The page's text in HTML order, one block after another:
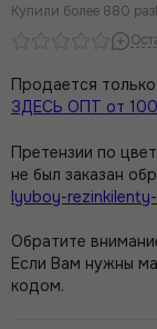
Купили более 880 раз
Продается
ЗДЕСЬ ОПТ от
Претензии по
не был заказан
lyuboy-
Обратите
Если Вам нужны
кодом.